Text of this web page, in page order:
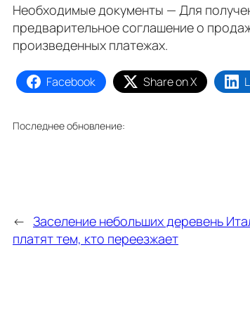
Необходимые документы — Для
предварительное соглашение о
произведенных платежах.
Facebook Share on X
Последнее обновление:
← Заселение небольших деревень
платят тем, кто переезжает